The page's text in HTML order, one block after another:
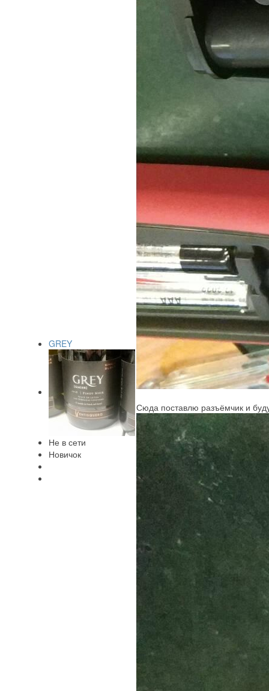
GREY
Не в сети
Новичок
Сюда поставлю разъёмчик и